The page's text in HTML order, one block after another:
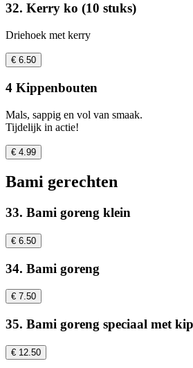
32. Kerry ko (10 stuks)
Driehoek met kerry
€ 6.50
4 Kippenbouten
Mals, sappig en vol van smaak.
Tijdelijk in actie!
€ 4.99
Bami gerechten
33. Bami goreng klein
€ 6.50
34. Bami goreng
€ 7.50
35. Bami goreng speciaal met
€ 12.50